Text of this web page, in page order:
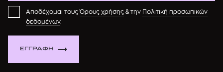
ΕΓΓΡΑΦΗ
Αποδέχομαι τουςΌρους χρήσης & την Πολιτική προσωπικών
δεδομένων.